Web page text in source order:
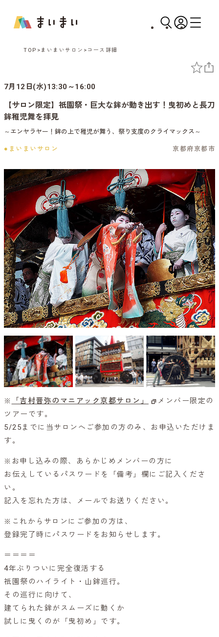
TOP まいまいサロン コース詳細
7月12日(水)13:30～16:00
【サロン限定】祇園祭・巨大な鉾が動き出す！曳初めと長刀
鉾稚児舞を拝見
～エンヤラヤー！鉾の上で稚児が舞う、祭り支度のクライマックス～
●まいまいサロン 京都府京都市
※ 「吉村晋弥のマニアック京都サロン」
メンバー限定の
ツアーです。
5/25までに当サロンへご参加の方のみ、お申込いただけま
す。
※お申し込みの際、あらかじめメンバーの方に
お伝えしているパスワードを「備考」欄にご記入くださ
い。
記入を忘れた方は、メールでお送りください。
※これからサロンにご参加の方は、
登録完了時にパスワードをお知らせします。
＝＝＝＝
4年ぶりついに完全復活する
祇園祭のハイライト・山鉾巡行。
その巡行に向けて、
建てられた鉾がスムーズに動くか
試しに曳くのが「曳初め」です。